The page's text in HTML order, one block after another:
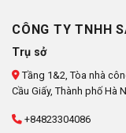
CÔNG TY TNHH
Trụ sở
Tầng 1&2, Tòa nhà
Cầu Giấy, Thành phố Hà
+84823304086